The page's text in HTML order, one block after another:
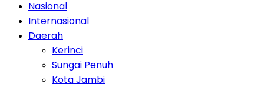
Nasional
Internasional
Daerah
Kerinci
Sungai Penuh
Kota Jambi